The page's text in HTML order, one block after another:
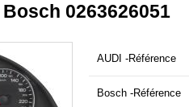
0263626051
AUDI -Référence
Bosch -Référence